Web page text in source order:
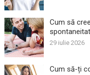
Cum să
29 iulie 2026
Cum să-ți